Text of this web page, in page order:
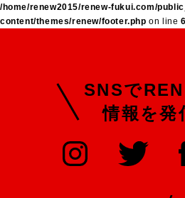
/home/renew2015/renew-fukui.com/
content/themes/renew/footer.php on line 6
SNSで
情報を発